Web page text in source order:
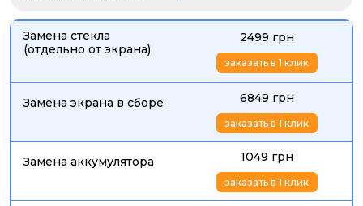
Замена стекла
(отдельно от экрана)
2499 грн
заказать в 1 клик
Замена экрана в сборе 6849 грн
заказать в 1 клик
Замена аккумулятора 1049 грн
заказать в 1 клик